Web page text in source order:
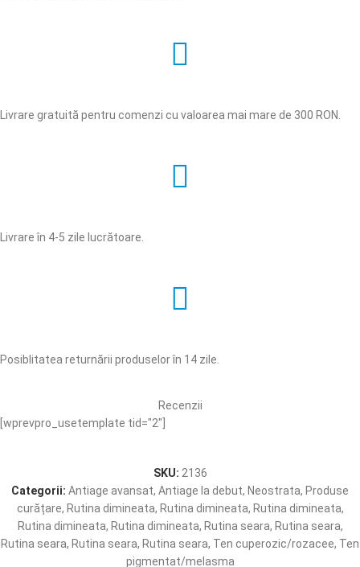
Livrare gratuită pentru comenzi cu valoarea mai mare de 300 RON.
Livrare în 4-5 zile lucrătoare.
Posiblitatea returnării produselor în 14 zile.
Recenzii
[wprevpro_usetemplate tid="2"]
SKU: 2136
Categorii: Antiage avansat, Antiage la debut, Neostrata, Produse
curățare, Rutina dimineata, Rutina dimineata, Rutina dimineata,
Rutina dimineata, Rutina dimineata, Rutina seara, Rutina seara,
Rutina seara, Rutina seara, Rutina seara, Ten cuperozic/rozacee, Ten
pigmentat/melasma